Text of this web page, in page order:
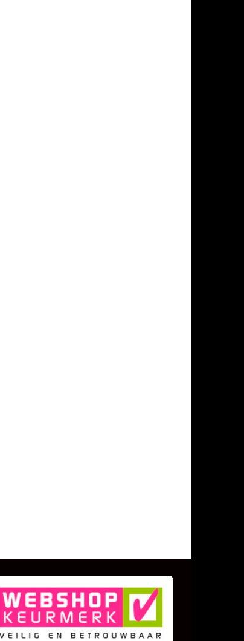
KLANT BEOORDELINGEN
We zijn er zeer op gesteld om te
weten wat u als klant van ons en